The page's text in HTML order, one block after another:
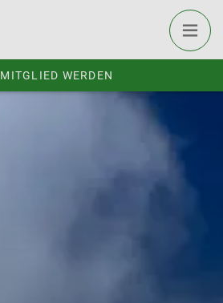
MITGLIED WERDEN